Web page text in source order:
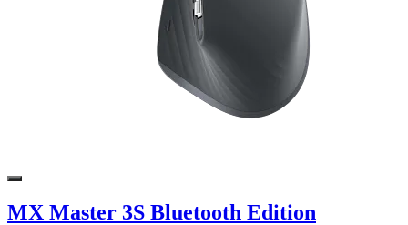
MX Master 3S Bluetooth Edition